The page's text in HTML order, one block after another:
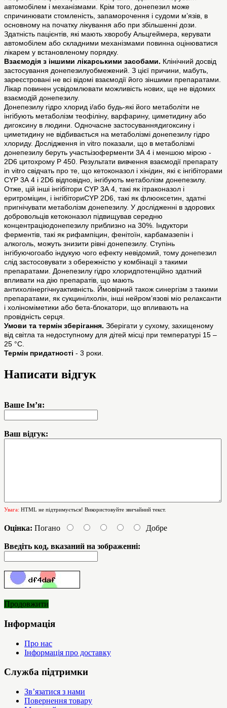
автомобілем і механізмами. Крім того, донепезил може
спричинювати стомленість, запаморочення і судоми м’язів, в
основному на початку лікування або при збільшенні дози.
Здатність пацієнтів, які мають хворобу Альцгеймера, керувати
автомобілем або складними механізмами повинна оцінюватися
лікарем у встановленому порядку.
Взаємодія з іншими лікарськими засобами. Клінічний досвід
застосування донепезилуобмежений. З цієї причини, мабуть,
зареєстровані не всі відомі взаємодії його зіншими препаратами.
Лікар повинен усвідомлювати можливість нових, ще не відомих
взаємодій донепезилу.
Донепезилу гідро хлорид і/або будь-які його метаболіти не
інгібують метаболізм теофіліну, варфарину, циметидину або
дигоксину в людини. Одночасне застосуваннядигоксину і
циметидину не відбивається на метаболізмі донепезилу гідро
хлориду. Дослідження in vitro показали, що в метаболізмі
донепезилу беруть участьізоферменти 3А 4 і меншою мірою -
2D6 цитохрому Р 450. Результати вивчення взаємодії препарату
in vitro свідчать про те, що кетоконазол і хінідин, які є інгібіторами
СYР 3А 4 і 2D6 відповідно, інгібують метаболізм донепезилу.
Отже, цій інші інгібітори СYР 3А 4, такі як ітраконазол і
еритроміцин, і інгібіториСYР 2D6, такі як флюоксетин, здатні
пригнічувати метаболізм донепезилу. У дослідженні в здорових
добровольців кетоконазол підвищував середню
концентраціюдонепезилу приблизно на 30%. Індуктори
ферментів, такі як рифампіцин, фенітоїн, карбамазепін і
алкоголь, можуть знизити рівні донепезилу. Ступінь
інгібуючогоабо індукую чого ефекту невідомий, тому донепезил
слід застосовувати з обережністю у комбінації з такими
препаратами. Донепезилу гідро хлоридпотенційно здатний
впливати на дію препаратів, що мають
антихолінергічнуактивність. Ймовірний також синергізм з такими
препаратами, як сукцинілхолін, інші нейром’язові міо релаксанти
і холіноміметики або бета-блокатори, що впливають на
провідність серця.
Умови та термін зберігання. Зберігати у сухому, захищеному
від світла та недоступному для дітей місці при температурі 15 –
25 °С.
Термін придатності - 3 роки.
Написати відгук
Ваше Ім’я:
Ваш відгук:
Увага: HTML не підтримується! Використовуйте звичайний текст.
Оцінка: Погано Добре
Введіть код, вказаний на зображенні:
Продовжити
Інформація
Про нас
Інформація про доставку
Служба підтримки
Зв’язатися з нами
Повернення товару